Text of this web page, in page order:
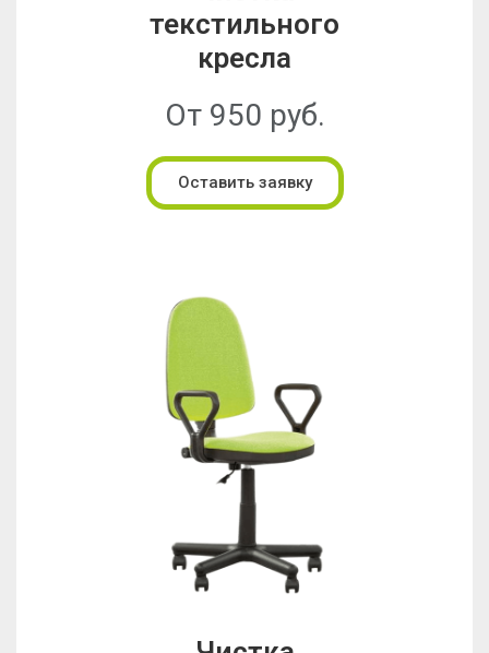
текстильного
кресла
От 950 руб.
Оставить заявку